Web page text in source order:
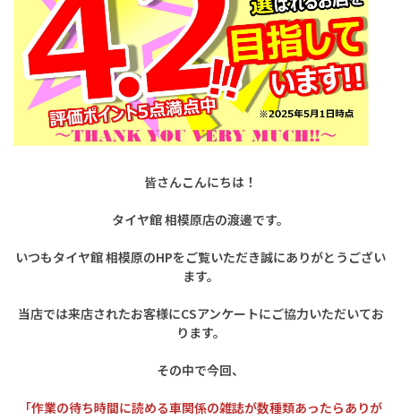
皆さんこんにちは！
タイヤ館 相模原店の渡邊です。
いつもタイヤ館 相模原のHPをご覧いただき誠にありがとうござい
ます。
当店では来店されたお客様にCSアンケートにご協力いただいてお
ります。
その中で今回、
「作業の待ち時間に読める車関係の雑誌が数種類あったらありが